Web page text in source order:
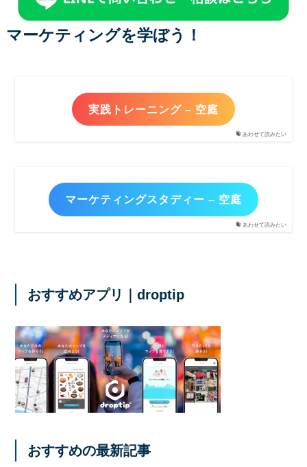
マーケティングを学ぼう！
あわせて読みたい
実践トレーニング – 空庭
あわせて読みたい
マーケティングスタディー – 空庭
おすすめアプリ｜droptip
おすすめの最新記事